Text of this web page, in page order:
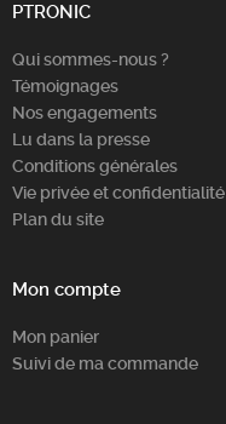
PTRONIC
Qui sommes-nous ?
Témoignages
Nos engagements
Lu dans la presse
Conditions générales
Vie privée et confidentialité
Plan du site
Mon compte
Mon panier
Suivi de ma commande